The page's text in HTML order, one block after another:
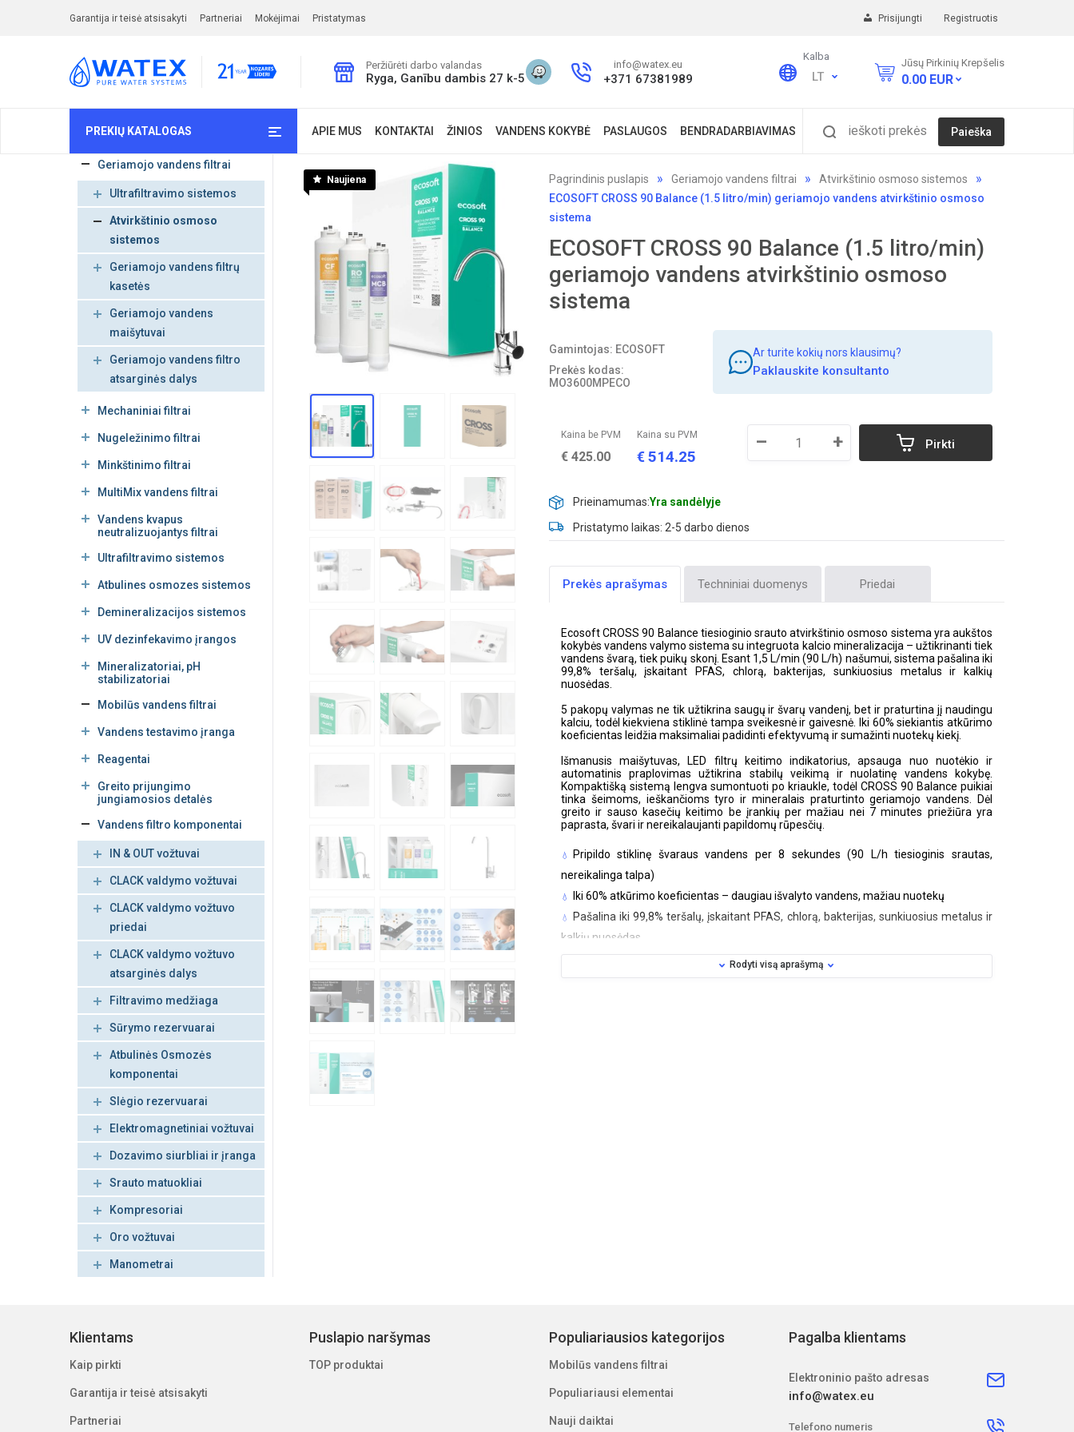
Garantija ir teisė atsisakyti Partneriai Mokėjimai Pristatymas Prisijungti Registruotis
Peržiūrėti darbo valandas
Ryga, Ganību dambis 27 k-5
info@watex.eu
+371 67381989
Kalba
LT
Jūsų Pirkinių Krepšelis
0.00 EUR
PREKIŲ KATALOGAS APIE MUS KONTAKTAI ŽINIOS VANDENS KOKYBĖ PASLAUGOS BENDRADARBIAVIMAS ieškoti prekės Paieška
Geriamojo vandens filtrai
Ultrafiltravimo sistemos
Atvirkštinio osmoso
sistemos
Geriamojo vandens filtrų
kasetės
Geriamojo vandens
maišytuvai
Geriamojo vandens filtro
atsarginės dalys
Mechaniniai filtrai
Nugeležinimo filtrai
Minkštinimo filtrai
MultiMix vandens filtrai
Vandens kvapus
neutralizuojantys filtrai
Ultrafiltravimo sistemos
Atbulines osmozes sistemos
Demineralizacijos sistemos
UV dezinfekavimo įrangos
Mineralizatoriai, pH
stabilizatoriai
Mobilūs vandens filtrai
Vandens testavimo įranga
Reagentai
Greito prijungimo
jungiamosios detalės
Vandens filtro komponentai
IN & OUT vožtuvai
CLACK valdymo vožtuvai
CLACK valdymo vožtuvo
priedai
CLACK valdymo vožtuvo
atsarginės dalys
Filtravimo medžiaga
Sūrymo rezervuarai
Atbulinės Osmozės
komponentai
Slėgio rezervuarai
Elektromagnetiniai vožtuvai
Dozavimo siurbliai ir įranga
Srauto matuokliai
Kompresoriai
Oro vožtuvai
Manometrai
Naujiena Pagrindinis puslapis Geriamojo vandens filtrai
Atvirkštinio osmoso sistemos
ECOSOFT CROSS 90 Balance (1.5 litro/min) geriamojo vandens atvirkštinio osmoso
sistema
ECOSOFT CROSS 90 Balance (1.5 litro/min)
geriamojo vandens atvirkštinio osmoso
sistema
Gamintojas: ECOSOFT
Prekės kodas:
MO3600MPECO
Ar turite kokių nors klausimų?
Paklauskite konsultanto
Kaina be PVM
€ 425.00
Kaina su PVM
€514.25
– + Pirkti
Prieinamumas:Yra sandėlyje
Pristatymo laikas: 2-5 darbo dienos
Prekės aprašymas Techniniai duomenys Priedai
Ecosoft CROSS 90 Balance tiesioginio srauto atvirkštinio osmoso sistema yra aukštos
kokybės vandens valymo sistema su integruota kalcio mineralizacija – užtikrinanti tiek
vandens švarą, tiek puikų skonį. Esant 1,5 L/min (90 L/h) našumui, sistema pašalina iki
99,8% teršalų, įskaitant PFAS, chlorą, bakterijas, sunkiuosius metalus ir kalkių
nuosėdas.
5 pakopų valymas ne tik užtikrina saugų ir švarų vandenį, bet ir praturtina jį naudingu
kalciu, todėl kiekviena stiklinė tampa sveikesnė ir gaivesnė. Iki 60% siekiantis atkūrimo
koeficientas leidžia maksimaliai padidinti efektyvumą ir sumažinti nuotekų kiekį.
Išmanusis maišytuvas, LED filtrų keitimo indikatorius, apsauga nuo nuotėkio ir
automatinis praplovimas užtikrina stabilų veikimą ir nuolatinę vandens kokybę.
Kompaktišką sistemą lengva sumontuoti po kriaukle, todėl CROSS 90 Balance puikiai
tinka šeimoms, ieškančioms tyro ir mineralais praturtinto geriamojo vandens. Dėl
greito ir sauso kasečių keitimo be įrankių per mažiau nei 7 minutes priežiūra yra
paprasta, švari ir nereikalaujanti papildomų rūpesčių.
Pripildo stiklinę švaraus vandens per 8 sekundes (90 L/h tiesioginis srautas,
nereikalinga talpa)
Iki 60% atkūrimo koeficientas – daugiau išvalyto vandens, mažiau nuotekų
Pašalina iki 99,8% teršalų, įskaitant PFAS, chlorą, bakterijas, sunkiuosius metalus ir
kalkių nuosėdas
Integruota kalcio mineralizacija – pagerina skonį ir aprūpina organizmą naudingu
kalciu
Rodyti visą aprašymą
Klientams
Kaip pirkti
Garantija ir teisė atsisakyti
Partneriai
Puslapio naršymas
TOP produktai
Populiariausios kategorijos
Mobilūs vandens filtrai
Populiariausi elementai
Nauji daiktai
Pagalba klientams
Elektroninio pašto adresas
info@watex.eu
Telefono numeris